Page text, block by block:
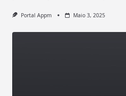
Portal Appm Maio 3, 2025